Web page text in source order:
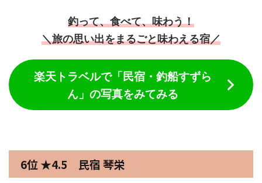
釣って、食べて、味わう！
＼旅の思い出をまるごと味わえる宿／
楽天トラベルで「民宿・釣船すずら
ん」の写真をみてみる
6位 ★4.5 民宿 琴栄